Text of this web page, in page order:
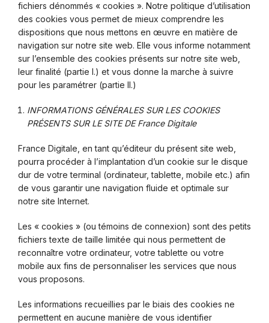
fichiers dénommés « cookies ». Notre politique d’utilisation
des cookies vous permet de mieux comprendre les
dispositions que nous mettons en œuvre en matière de
navigation sur notre site web. Elle vous informe notamment
sur l’ensemble des cookies présents sur notre site web,
leur finalité (partie I.) et vous donne la marche à suivre
pour les paramétrer (partie II.)
INFORMATIONS GÉNÉRALES SUR LES COOKIES
PRÉSENTS SUR LE SITE DE France Digitale
France Digitale, en tant qu’éditeur du présent site web,
pourra procéder à l’implantation d’un cookie sur le disque
dur de votre terminal (ordinateur, tablette, mobile etc.) afin
de vous garantir une navigation fluide et optimale sur
notre site Internet.
Les « cookies » (ou témoins de connexion) sont des petits
fichiers texte de taille limitée qui nous permettent de
reconnaître votre ordinateur, votre tablette ou votre
mobile aux fins de personnaliser les services que nous
vous proposons.
Les informations recueillies par le biais des cookies ne
permettent en aucune manière de vous identifier